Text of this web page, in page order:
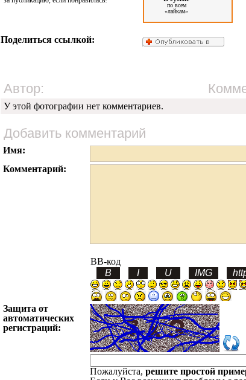
по всем
«лайкам»
Поделиться ссылкой:
Автор:
У этой фотографии нет комментариев.
Добавить комментарий
Имя:
Комментарий:
BB-код
Защита от
автоматических
регистраций:
Пожалуйста, решите простой